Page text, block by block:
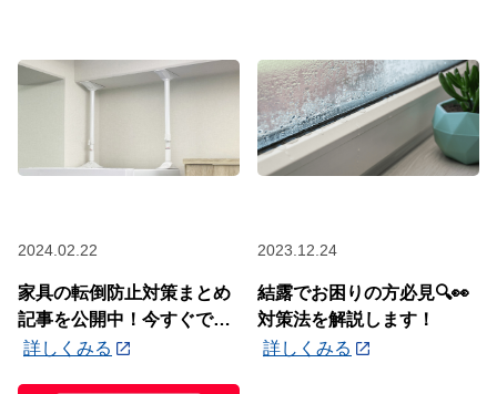
2024.02.22
家具の転倒防止対策まとめ
記事を公開中！今すぐでき
る対策方法と、役立つアイ
詳しくみる
2023.12.24
結露でお困りの方必見🔍👀
対策法を解説します！
詳しくみる